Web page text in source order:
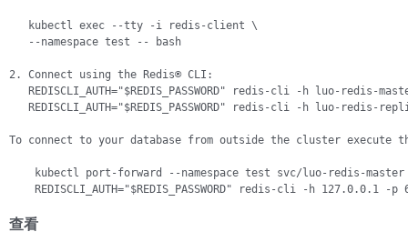
   kubectl exec --tty -i redis-client \
   --namespace test -- bash
2. Connect using the Redis® CLI:
REDISCLI_AUTH="$REDIS_PASSWORD" redis-cli -h luo-redis-
REDISCLI_AUTH="$REDIS_PASSWORD" redis-cli -h luo-redis-
To connect to your database from outside the cluster execute
kubectl port-forward --namespace test svc/luo-redis-master
REDISCLI_AUTH="$REDIS_PASSWORD" redis-cli -h 127.0.0.1 -p
查看